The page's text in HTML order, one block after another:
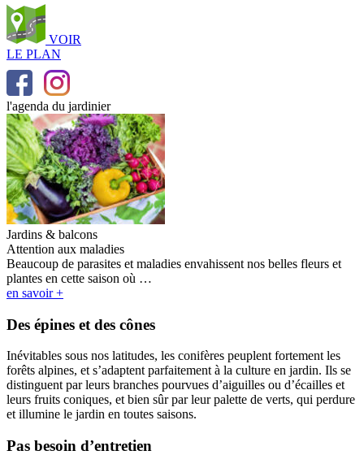
VOIR
LE PLAN
l'agenda du jardinier
Jardins & balcons
Attention aux maladies
Beaucoup de parasites et maladies envahissent nos belles fleurs et
plantes en cette saison où …
en savoir +
Des épines et des cônes
Inévitables sous nos latitudes, les conifères peuplent fortement les
forêts alpines, et s’adaptent parfaitement à la culture en jardin. Ils se
distinguent par leurs branches pourvues d’aiguilles ou d’écailles et
leurs fruits coniques, et bien sûr par leur palette de verts, qui perdure
et illumine le jardin en toutes saisons.
Pas besoin d’entretien